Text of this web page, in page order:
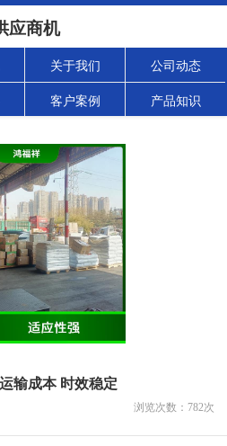
应商机
关于我们 公司动态
客户案例 产品知识
输成本 时效稳定
浏览次数： 782次